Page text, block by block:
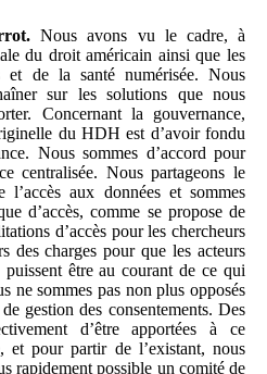
Nous avons vu le cadre, à
du droit américain ainsi que les
et de la santé numérisée. Nous
sur les solutions que nous
Concernant la gouvernance,
du HDH est d’avoir fondu
Nous sommes d’accord pour
centralisée. Nous partageons le
aux données et sommes
d’accès, comme se propose de
d’accès pour les chercheurs
des charges pour que les acteurs
être au courant de ce qui
ne sommes pas non plus opposés
gestion des consentements. Des
d’être apportées à ce
et pour partir de l’existant, nous
rapidement possible un comité de